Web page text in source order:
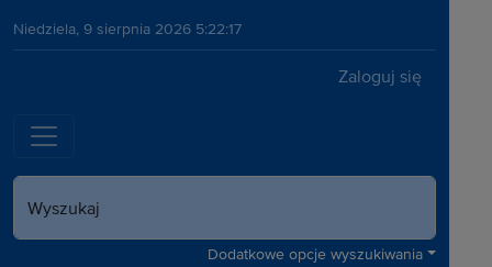
Niedziela, 9 sierpnia 2026 5:22:18
Zaloguj się
Wyszukaj
Dodatkowe opcje wyszukiwania